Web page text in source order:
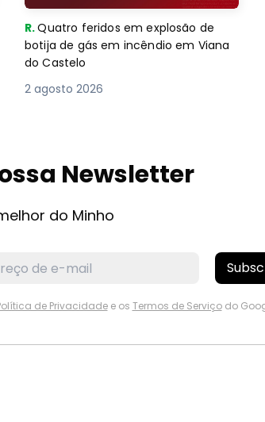
R.Quatro feridos em explosão de
botija de gás em incêndio em Viana
do Castelo
2 agosto 2026
Newsletter
do Minho
de Privacidadee os Termos de Serviçodo